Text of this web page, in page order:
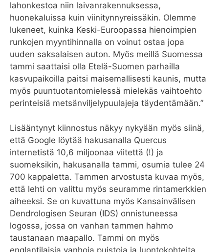
lahonkestoa niin laivanrakennuksessa,
huonekaluissa kuin viinitynnyreissäkin. Olemme
lukeneet, kuinka Keski-Euroopassa hienoimpien
runkojen myyntihinnalla on voinut ostaa jopa
uuden saksalaisen auton. Myös meillä Suomessa
tammi saattaisi olla Etelä-Suomen parhailla
kasvupaikoilla paitsi maisemallisesti kaunis, mutta
myös puuntuotantomielessä mielekäs vaihtoehto
perinteisiä metsänviljelypuulajeja täydentämään.”
Lisääntynyt kiinnostus näkyy nykyään myös siinä,
että Google löytää hakusanalla Quercus
internetistä 10,6 miljoonaa viitettä (!) ja
suomeksikin, hakusanalla tammi, osumia tulee 24
700 kappaletta. Tammen arvostusta kuvaa myös,
että lehti on valittu myös seuramme rintamerkkien
aiheeksi. Se on kuvattuna myös Kansainvälisen
Dendrologisen Seuran (IDS) onnistuneessa
logossa, jossa on vanhan tammen hahmo
taustanaan maapallo. Tammi on myös
englantilaisia vanhoja puistoja ja luontokohteita